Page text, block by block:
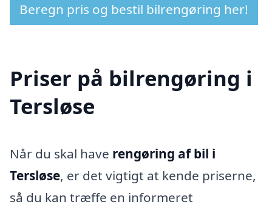
Beregn pris og bestil bilrengøring her!
Priser på bilrengøring i
Tersløse
Når du skal have rengøring af bil i
Tersløse, er det vigtigt at kende priserne,
så du kan træffe en informeret